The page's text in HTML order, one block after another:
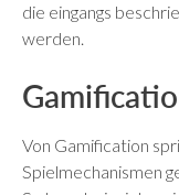
die eingangs
werden.
Von Gamification
Spielmechanismen